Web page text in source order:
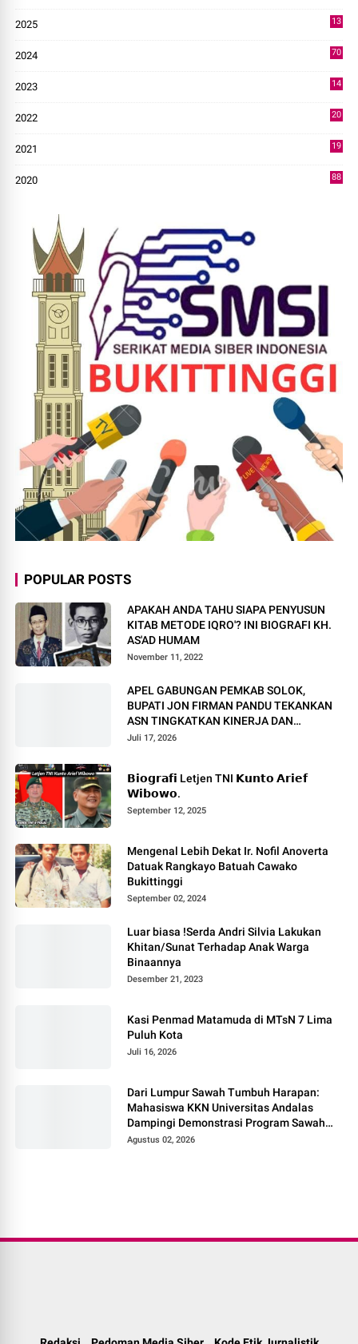
2025
13
2024
70
2023
14
2022
20
2021
19
2020
88
POPULAR POSTS
APAKAH ANDA TAHU SIAPA PENYUSUN
KITAB METODE IQRO'? INI BIOGRAFI KH.
AS'AD HUMAM
November 11, 2022
APEL GABUNGAN PEMKAB SOLOK,
BUPATI JON FIRMAN PANDU TEKANKAN
ASN TINGKATKAN KINERJA DAN
PELAYANAN MASYARAKAT.
Juli 17, 2026
𝗕𝗶𝗼𝗴𝗿𝗮𝗳𝗶 Letjen TNI 𝗞𝘂𝗻𝘁𝗼 𝗔𝗿𝗶𝗲𝗳
𝗪𝗶𝗯𝗼𝘄𝗼.
September 12, 2025
Mengenal Lebih Dekat Ir. Nofil Anoverta
Datuak Rangkayo Batuah Cawako
Bukittinggi
September 02, 2024
Luar biasa !Serda Andri Silvia Lakukan
Khitan/Sunat Terhadap Anak Warga
Binaannya
Desember 21, 2023
Kasi Penmad Matamuda di MTsN 7 Lima
Puluh Kota
Juli 16, 2026
Dari Lumpur Sawah Tumbuh Harapan:
Mahasiswa KKN Universitas Andalas
Dampingi Demonstrasi Program Sawah
Pokok Murah di Jorong Bayua
Agustus 02, 2026